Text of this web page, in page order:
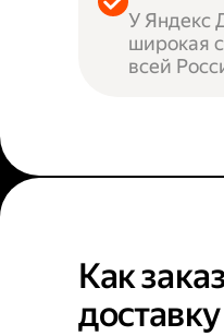
У Яндекс
широкая
всей
Как
доставку